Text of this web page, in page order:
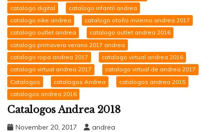
catalogo digital
catalogo infantil andrea
catalogo nike andrea
catalogo otoño invierno andrea 2017
catalogo outlet andrea
catalogo outlet andrea 2016
catalogo primavera verano 2017 andrea
catalogo ropa andrea 2017
catalogo virtual andrea 2016
catalogo virtual andrea 2017
catalogo virtual de andrea 2017
Catalogos
catalogos Andrea
catalogos andrea 2015
catalogos andrea 2016
Catalogos Andrea 2018
November 20, 2017 andrea